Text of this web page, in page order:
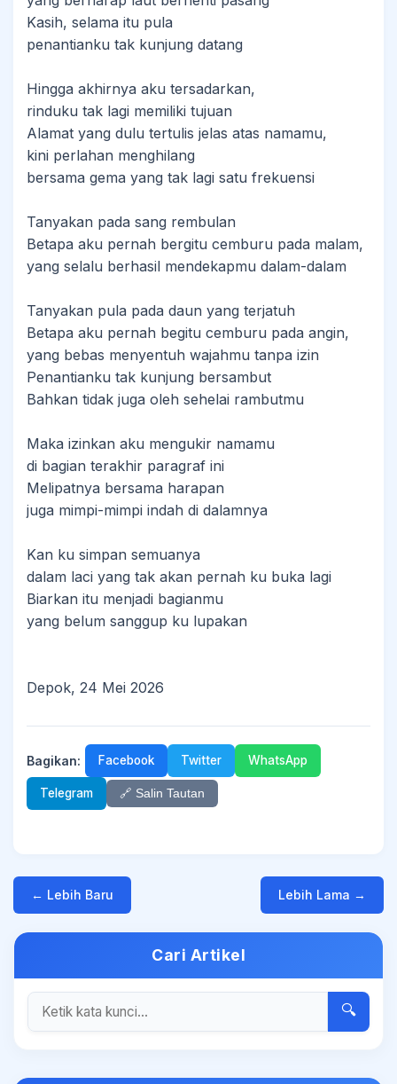
Kasih, selama itu pula
penantianku tak kunjung datang
Hingga akhirnya aku tersadarkan,
rinduku tak lagi memiliki tujuan
Alamat yang dulu tertulis jelas atas namamu,
kini perlahan menghilang
bersama gema yang tak lagi satu frekuensi
Tanyakan pada sang rembulan
Betapa aku pernah bergitu cemburu pada malam,
yang selalu berhasil mendekapmu dalam-dalam
Tanyakan pula pada daun yang terjatuh
Betapa aku pernah begitu cemburu pada angin,
yang bebas menyentuh wajahmu tanpa izin
Penantianku tak kunjung bersambut
Bahkan tidak juga oleh sehelai rambutmu
Maka izinkan aku mengukir namamu
di bagian terakhir paragraf ini
Melipatnya bersama harapan
juga mimpi-mimpi indah di dalamnya
Kan ku simpan semuanya
dalam laci yang tak akan pernah ku buka lagi
Biarkan itu menjadi bagianmu
yang belum sanggup ku lupakan
Depok, 24 Mei 2026
Bagikan: Facebook Twitter WhatsApp
Telegram 🔗 Salin Tautan
← Lebih Baru Lebih Lama →
Cari Artikel
🔍